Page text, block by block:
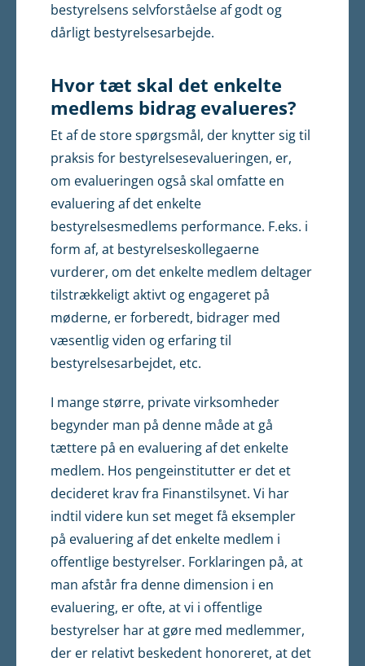
bestyrelsens selvforståelse af godt og
dårligt bestyrelsesarbejde.
Hvor tæt skal det enkelte
medlems bidrag evalueres?
Et af de store spørgsmål, der knytter sig til
praksis for bestyrelsesevalueringen, er,
om evalueringen også skal omfatte en
evaluering af det enkelte
bestyrelsesmedlems performance. F.eks. i
form af, at bestyrelseskollegaerne
vurderer, om det enkelte medlem deltager
tilstrækkeligt aktivt og engageret på
møderne, er forberedt, bidrager med
væsentlig viden og erfaring til
bestyrelsesarbejdet, etc.
I mange større, private virksomheder
begynder man på denne måde at gå
tættere på en evaluering af det enkelte
medlem. Hos pengeinstitutter er det et
decideret krav fra Finanstilsynet. Vi har
indtil videre kun set meget få eksempler
på evaluering af det enkelte medlem i
offentlige bestyrelser. Forklaringen på, at
man afstår fra denne dimension i en
evaluering, er ofte, at vi i offentlige
bestyrelser har at gøre med medlemmer,
der er relativt beskedent honoreret, at det